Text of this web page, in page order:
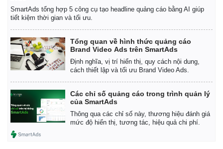
Kinh tế
Bất động sản
Khởi nghiệp
Thị trường
Giá vàng
Tiêu dùng
Tỷ giá
Chứng khoán
Giá cà phê
SmartAds tổng hợp 5 công cụ tạo headline quảng cáo bằng AI giúp
tiết kiệm thời gian và tối ưu.
Tổng quan về hình thức quảng cáo
Brand Video Ads trên SmartAds
Định nghĩa, vị trí hiển thị, quy cách nội dung,
cách thiết lập và tối ưu Brand Video Ads.
Các chỉ số quảng cáo trong trình quản lý
của SmartAds
Thông qua các chỉ số này, thương hiệu đánh giá
mức độ hiển thị, tương tác, hiệu quả chi phí.